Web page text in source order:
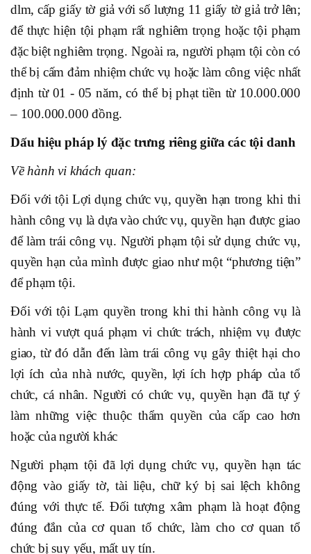
dlm, cấp giấy tờ giả với số lượng 11 giấy tờ giả trở lên;
để thực hiện tội phạm rất nghiêm trọng hoặc tội phạm
đặc biệt nghiêm trọng. Ngoài ra, người phạm tội còn có
thể bị cấm đảm nhiệm chức vụ hoặc làm công việc nhất
định từ 01 - 05 năm, có thể bị phạt tiền từ 10.000.000
– 100.000.000 đồng.
Dấu hiệu pháp lý đặc trưng riêng giữa các tội danh
Về hành vi khách quan:
Đối với tội Lợi dụng chức vụ, quyền hạn trong khi thi
hành công vụ là dựa vào chức vụ, quyền hạn được giao
để làm trái công vụ. Người phạm tội sử dụng chức vụ,
quyền hạn của mình được giao như một “phương tiện”
để phạm tội.
Đối với tội Lạm quyền trong khi thi hành công vụ là
hành vi vượt quá phạm vi chức trách, nhiệm vụ được
giao, từ đó dẫn đến làm trái công vụ gây thiệt hại cho
lợi ích của nhà nước, quyền, lợi ích hợp pháp của tổ
chức, cá nhân. Người có chức vụ, quyền hạn đã tự ý
làm những việc thuộc thẩm quyền của cấp cao hơn
hoặc của người khác
Người phạm tội đã lợi dụng chức vụ, quyền hạn tác
động vào giấy tờ, tài liệu, chữ ký bị sai lệch không
đúng với thực tế. Đối tượng xâm phạm là hoạt động
đúng đắn của cơ quan tổ chức, làm cho cơ quan tổ
chức bị suy yếu, mất uy tín.